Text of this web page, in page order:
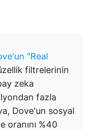
"Real
filtrelerinin
zeka
fazla
Dove'un sosyal
oranını %40